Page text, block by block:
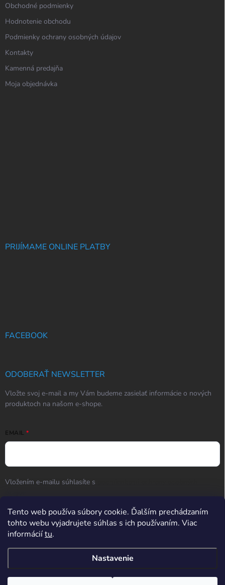
Tento web používa súbory cookie. Ďalším prechádzaním
tohto webu vyjadrujete súhlas s ich používaním. Viac
informáciítu.
Nastavenie
Potrebujete poradiť? Po-So od 9:00 do 17:00, Ne od
Obchodné podmienky
Hodnotenie obchodu
Podmienky ochrany osobných údajov
Kontakty
Kamenná predajňa
Moja objednávka
PRIJÍMAME ONLINE PLATBY
FACEBOOK
ODOBERAŤ NEWSLETTER
Vložte svoj e-mail a my Vám budeme zasielať informácie o nových
produktoch na našom e-shope.
EMAIL
Vložením e-mailu súhlasíte s
Prihlásiť sa
Hodnotenie obchodu